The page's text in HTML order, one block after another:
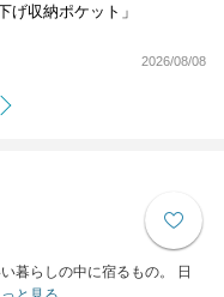
げ収納ポケット」
2026/08/08
暮らしの中に宿るもの。 日